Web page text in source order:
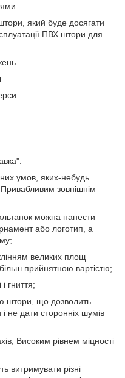
який буде досягати
ПВХ штори для
умов, яких-небудь
зовнішнім
можна нанести
або логотип, а
великих площ
прийнятною вартістю;
гниття;
штори, що дозволить
не дати сторонніх шумів
Високим рівнем міцності
витримувати різні